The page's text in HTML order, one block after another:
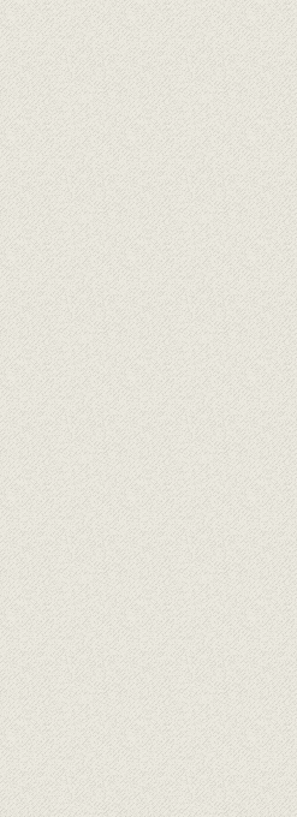
口罩细菌过滤效率(BFE)检